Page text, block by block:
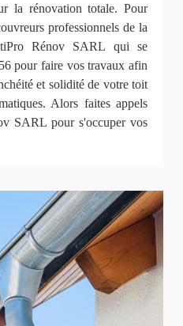
la rénovation totale. Pour
professionnels de la
Rénov SARL qui se
pour faire vos travaux afin
et solidité de votre toit
Alors faites appels
SARL pour s'occuper vos